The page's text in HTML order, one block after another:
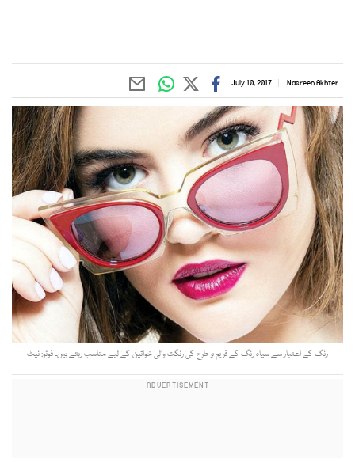
Nasreen Akhter
July 10, 2017
رنگ کے اعتبار سے سیاہ رنگ کے فریم ہر طرح کی رنگت والی خواتین کے لیے مناسب رہتے ہیں۔ فوٹو: نیٹ